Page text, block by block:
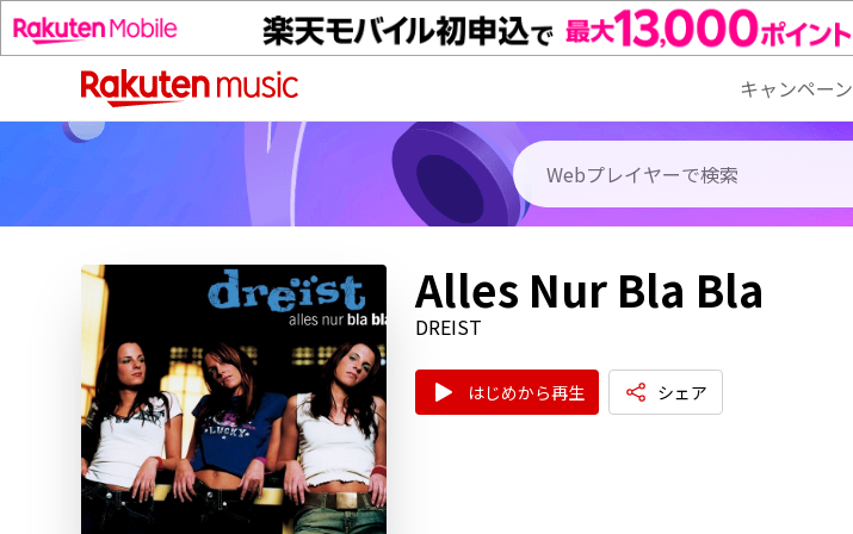
キャンペーン
Alles Nur Bla Bla
DREIST
はじめから再生 シェア